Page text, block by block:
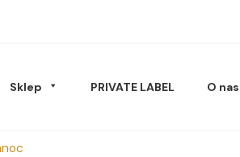
Sklep PRIVATE LABEL O nas